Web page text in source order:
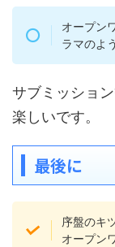
オープン
ラマのよ
サブミッショ
楽しいです。
最後に
序盤のキ
オープン